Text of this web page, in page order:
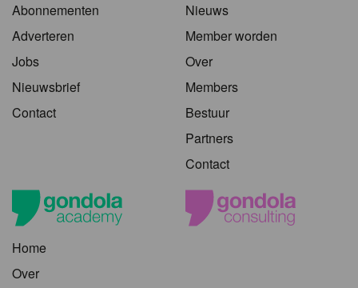
Abonnementen
Adverteren
Jobs
Nieuwsbrief
Contact
Nieuws
Member worden
Over
Members
Bestuur
Partners
Contact
Home
Over